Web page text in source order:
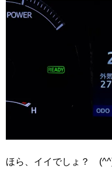
ほら、イイでしょ？